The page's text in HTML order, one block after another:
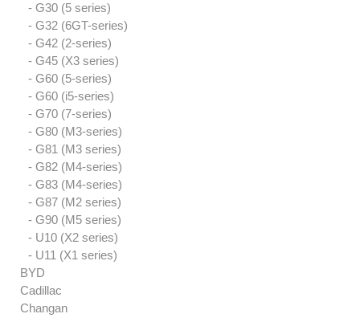
- G30 (5 series)
- G32 (6GT-series)
- G42 (2-series)
- G45 (X3 series)
- G60 (5-series)
- G60 (i5-series)
- G70 (7-series)
- G80 (M3-series)
- G81 (M3 series)
- G82 (M4-series)
- G83 (M4-series)
- G87 (M2 series)
- G90 (M5 series)
- U10 (X2 series)
- U11 (X1 series)
BYD
Cadillac
Changan